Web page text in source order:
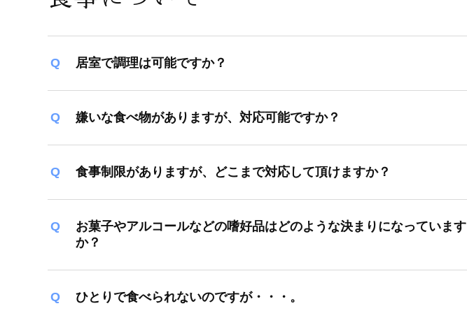
居室で調理は可能ですか？
嫌いな食べ物がありますが、対応可能ですか？
食事制限がありますが、どこまで対応して頂けますか？
お菓子やアルコールなどの嗜好品はどのような決まりになっています
か？
ひとりで食べられないのですが・・・。